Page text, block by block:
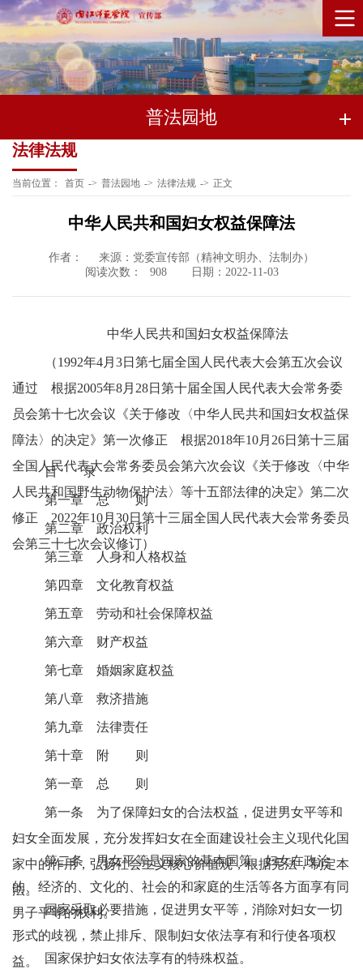
普法园地
法律法规
当前位置： 首页 -> 普法园地 -> 法律法规 -> 正文
中华人民共和国妇女权益保障法
作者：
来源：党委宣传部（精神文明办、法制办）
阅读次数：
908 日期：2022-11-03
中华人民共和国妇女权益保障法
（1992年4月3日第七届全国人民代表大会第五次会议
通过 根据2005年8月28日第十届全国人民代表大会常务委
员会第十七次会议《关于修改〈中华人民共和国妇女权益保
障法〉的决定》第一次修正 根据2018年10月26日第十三届
全国人民代表大会常务委员会第六次会议《关于修改〈中华
人民共和国野生动物保护法〉等十五部法律的决定》第二次
修正 2022年10月30日第十三届全国人民代表大会常务委员
会第三十七次会议修订）
目 录
第一章 总 则
第二章 政治权利
第三章 人身和人格权益
第四章 文化教育权益
第五章 劳动和社会保障权益
第六章 财产权益
第七章 婚姻家庭权益
第八章 救济措施
第九章 法律责任
第十章 附 则
第一章 总 则
第一条 为了保障妇女的合法权益，促进男女平等和
妇女全面发展，充分发挥妇女在全面建设社会主义现代化国
家中的作用，弘扬社会主义核心价值观，根据宪法，制定本
法。
第二条 男女平等是国家的基本国策。妇女在政治
的、经济的、文化的、社会的和家庭的生活等各方面享有同
男子平等的权利。
国家采取必要措施，促进男女平等，消除对妇女一切
形式的歧视，禁止排斥、限制妇女依法享有和行使各项权
益。
国家保护妇女依法享有的特殊权益。